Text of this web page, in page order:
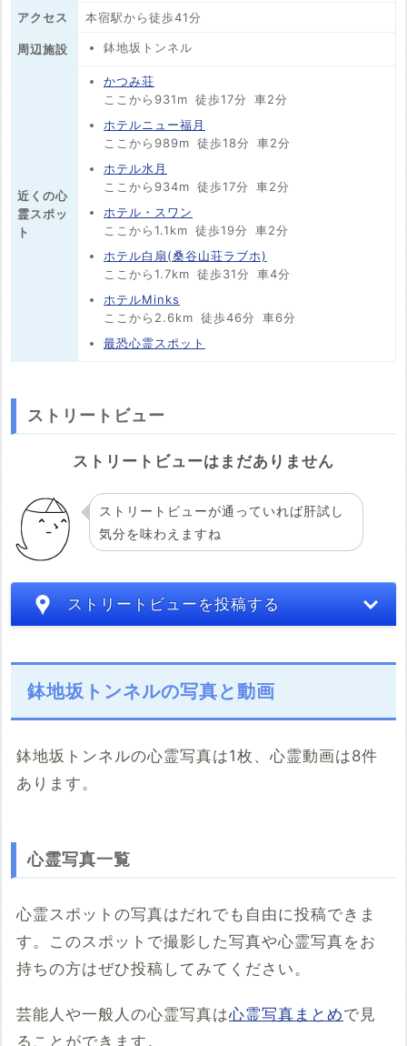
アクセス 本宿駅から徒歩41分
周辺施設 鉢地坂トンネル
近くの心
霊スポッ
ト
かつみ荘
ここから931m 徒歩17分
車2分
ホテルニュー福月
ここから989m 徒歩18分
車2分
ホテル水月
ここから934m 徒歩17分
車2分
ホテル・スワン
ここから1.1km 徒歩19分
車2分
ホテル白扇(桑谷山荘ラブホ)
ここから1.7km 徒歩31分
車4分
ホテルMinks
ここから2.6km 徒歩46分
車6分
最恐心霊スポット
ストリートビュー
ストリートビューはまだありません
ストリートビューが通っていれば肝試し
気分を味わえますね
ストリートビューを投稿する
※「共有HTML」はパソコンでしか取得できないようです
例：<iframe src="https://www.google.com/maps/embed?
pb=******" width="600" height="450" frameborder="0"
コメント
鉢地坂トンネルの写真と動画
鉢地坂トンネルの心霊写真は1枚、心霊動画は8件
あります。
心霊写真一覧
心霊スポットの写真はだれでも自由に投稿できま
す。このスポットで撮影した写真や心霊写真をお
持ちの方はぜひ投稿してみてください。
芸能人や一般人の心霊写真は心霊写真まとめで見
ることができます。